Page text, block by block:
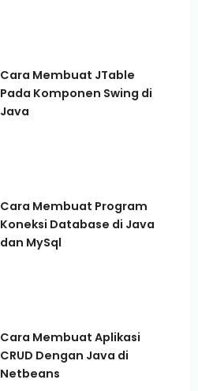
Cara Membuat JTable
Pada Komponen Swing di
Java
Cara Membuat Program
Koneksi Database di Java
dan MySql
Cara Membuat Aplikasi
CRUD Dengan Java di
Netbeans